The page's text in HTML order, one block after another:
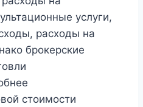
услуги,
расходы на
брокерские
стоимости